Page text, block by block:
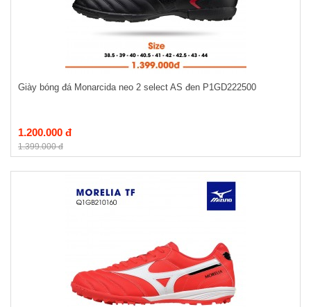
Giày bóng đá Monarcida neo 2 select AS đen P1GD222500
1.200.000 đ
1.399.000 đ